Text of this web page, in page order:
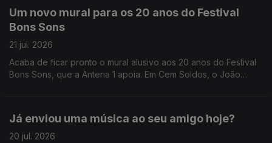
Um novo mural para os 20 anos do Festival
Bons Sons
21 jul. 2026
Acaba de ficar pronto o mural alusivo aos 20 anos do Festival
Bons Sons, que a Antena 1 apoia. Em Cem Soldos, o João
Já enviou uma música ao seu amigo hoje?
20 jul. 2026